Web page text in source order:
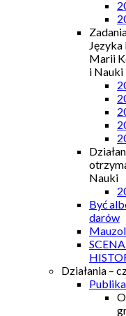
Marii
i Nauki
Nauki
Być
darów
Działania –